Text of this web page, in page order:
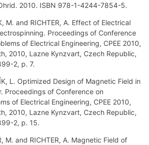
2010. ISBN 978-1-4244-7854-5.
M. and RICHTER, A. Effect of Electrical
Proceedings of Conference
of Electrical Engineering, CPEE 2010,
2010, Lazne Kynzvart, Czech Republic,
2, p. 7.
L. Optimized Design of Magnetic Field in
Proceedings of Conference on
of Electrical Engineering, CPEE 2010,
2010, Lazne Kynzvart, Czech Republic,
2, p. 15.
M. and RICHTER, A. Magnetic Field of